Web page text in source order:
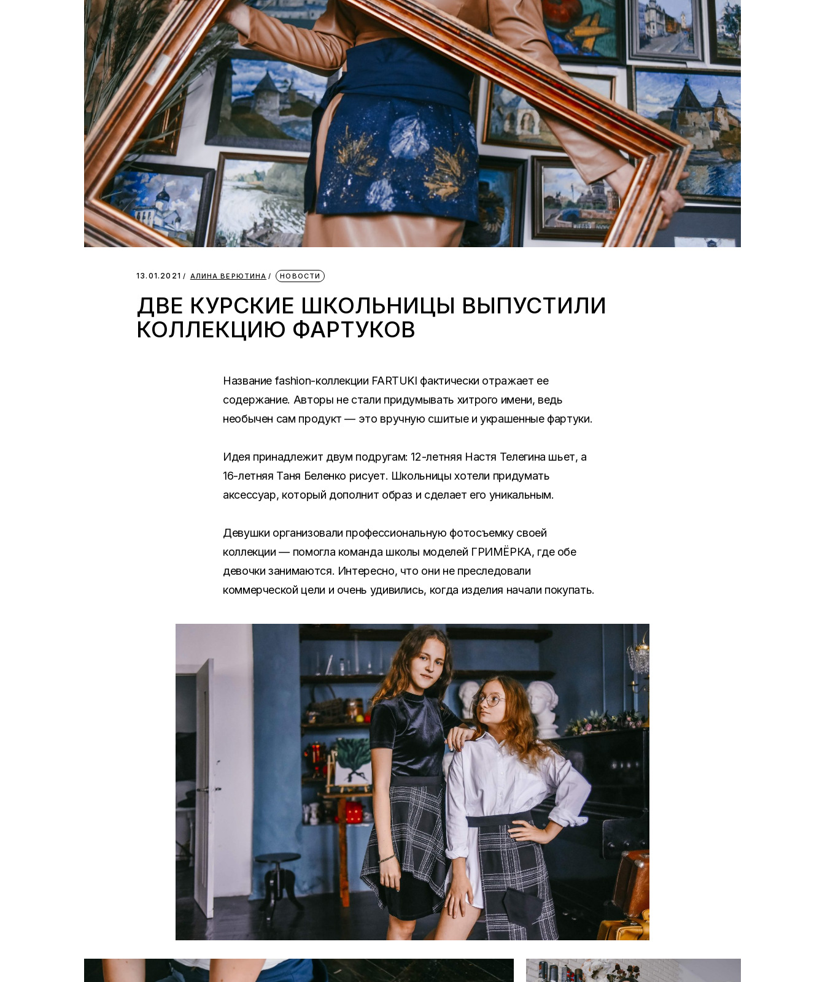
13.01.2021 АЛИНА ВЕРЮТИНА НОВОСТИ
ДВЕ КУРСКИЕ ШКОЛЬНИЦЫ ВЫПУСТИЛИ
КОЛЛЕКЦИЮ ФАРТУКОВ
Название fashion-коллекции FARTUKI фактически отражает ее
содержание. Авторы не стали придумывать хитрого имени, ведь
необычен сам продукт — это вручную сшитые и украшенные фартуки.
Идея принадлежит двум подругам: 12-летняя Настя Телегина шьет, а
16-летняя Таня Беленко рисует. Школьницы хотели придумать
аксессуар, который дополнит образ и сделает его уникальным.
Девушки организовали профессиональную фотосъемку своей
коллекции — помогла команда школы моделей ГРИМЁРКА, где обе
девочки занимаются. Интересно, что они не преследовали
коммерческой цели и очень удивились, когда изделия начали покупать.